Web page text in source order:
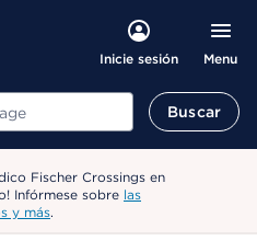
Inicie sesión Menu
Buscar
Fischer Crossings en
Infórmese sobre las
y más.